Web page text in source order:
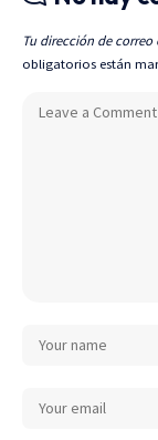
Tu dirección de
obligatorios están